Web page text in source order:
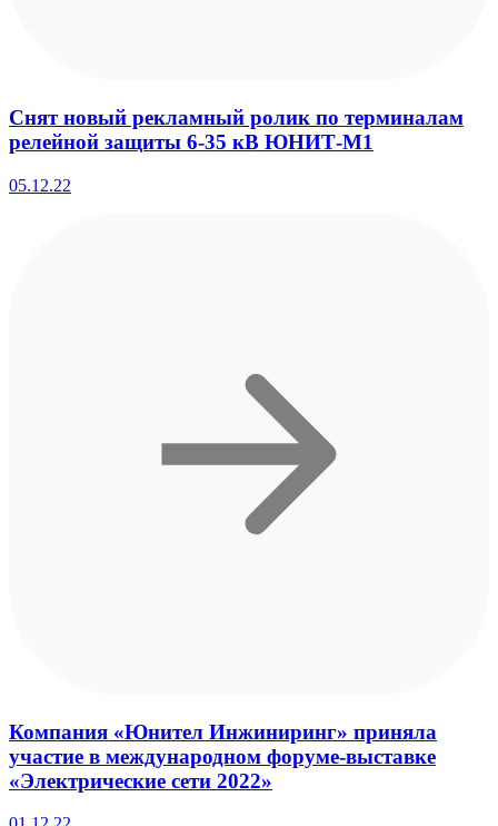
Снят новый рекламный ролик по терминалам
релейной защиты 6-35 кВ ЮНИТ-М1
05.12.22
Компания «Юнител Инжиниринг» приняла
участие в международном форуме-выставке
«Электрические сети 2022»